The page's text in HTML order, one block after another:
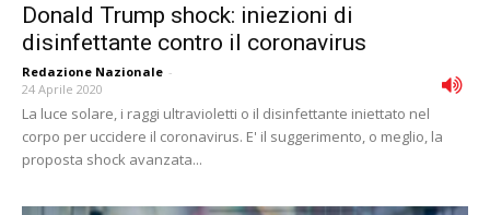
Donald Trump shock: iniezioni di
disinfettante contro il coronavirus
Redazione Nazionale -
24 Aprile 2020
La luce solare, i raggi ultravioletti o il disinfettante iniettato nel
corpo per uccidere il coronavirus. E' il suggerimento, o meglio, la
proposta shock avanzata...